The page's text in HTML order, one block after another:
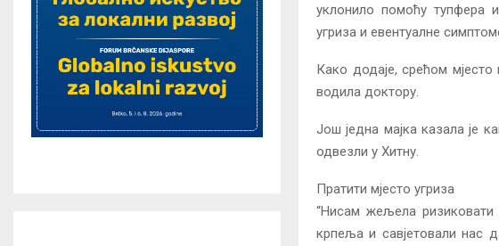
уклонило помоћу тупфера
угриза и евентуалне
Како додаје, срећом мјесто
водила доктору.
Још једна мајка казала је
одвезли у Хитну.
Пратити мјесто угриза
“Нисам жељела
крпеља и савјетовали нас